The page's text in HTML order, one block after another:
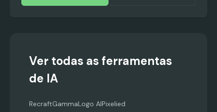
Ver todas as ferramentas
de IA
RecraftGammaLogo AIPixelied